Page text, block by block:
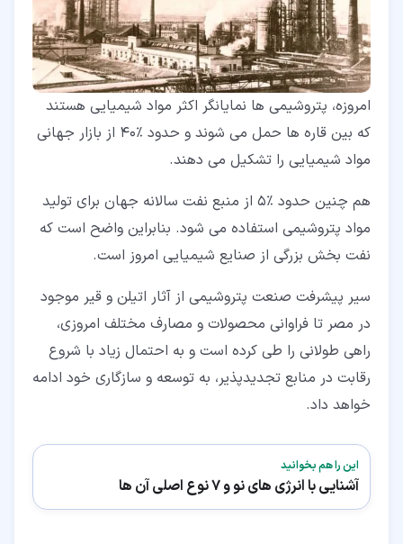
امروزه، پتروشیمی ها نمایانگر اکثر مواد شیمیایی هستند
که بین قاره ها حمل می شوند و حدود ٪40 از بازار جهانی
مواد شیمیایی را تشکیل می دهند.
هم چنین حدود ٪5 از منبع نفت سالانه جهان برای تولید
مواد پتروشیمی استفاده می شود. بنابراین واضح است که
نفت بخش بزرگی از صنایع شیمیایی امروز است.
سیر پیشرفت صنعت پتروشیمی از آثار اتیلن و قیر موجود
در مصر تا فراوانی محصولات و مصارف مختلف امروزی،
راهی طولانی را طی کرده است و به احتمال زیاد با شروع
رقابت در منابع تجدیدپذیر، به توسعه و سازگاری خود ادامه
خواهد داد.
این را هم بخوانید
آشنایی با انرژی های نو و 7 نوع اصلی آن ها